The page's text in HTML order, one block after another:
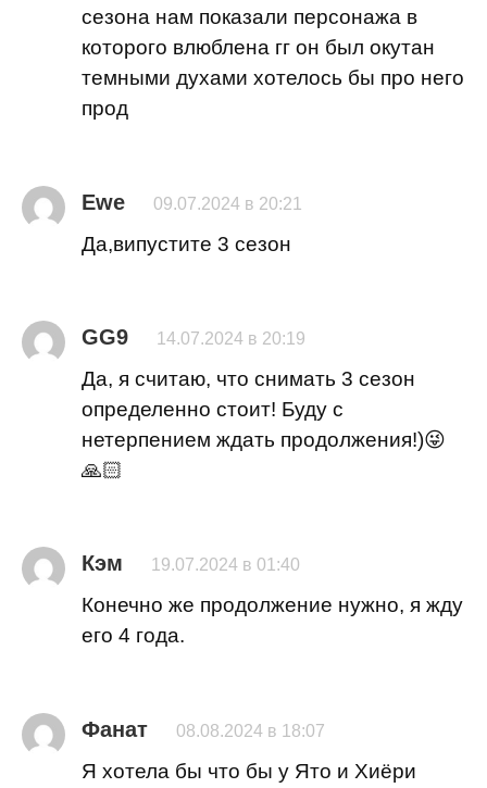
сезона нам показали персонажа в
которого влюблена гг он был окутан
темными духами хотелось бы про него
прод
Ewe 09.07.2024 в 20:21
Да,випустите 3 сезон
GG9 14.07.2024 в 20:19
Да, я считаю, что снимать 3 сезон
определенно стоит! Буду с
нетерпением ждать продолжения!)😜
🙏🏻
Кэм 19.07.2024 в 01:40
Конечно же продолжение нужно, я жду
его 4 года.
Фанат 08.08.2024 в 18:07
Я хотела бы что бы у Ято и Хиёри